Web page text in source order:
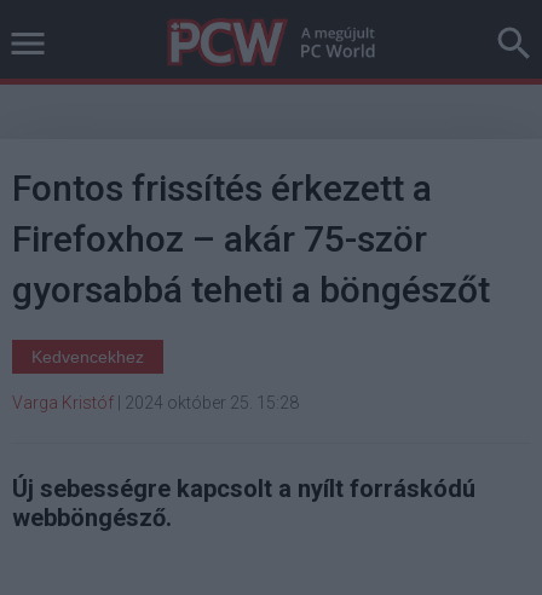
Fontos frissítés érkezett a
Firefoxhoz – akár 75-ször
gyorsabbá teheti a böngészőt
Kedvencekhez
Varga Kristóf 2024 október 25. 15:28
Új sebességre kapcsolt a nyílt forráskódú
webböngésző.